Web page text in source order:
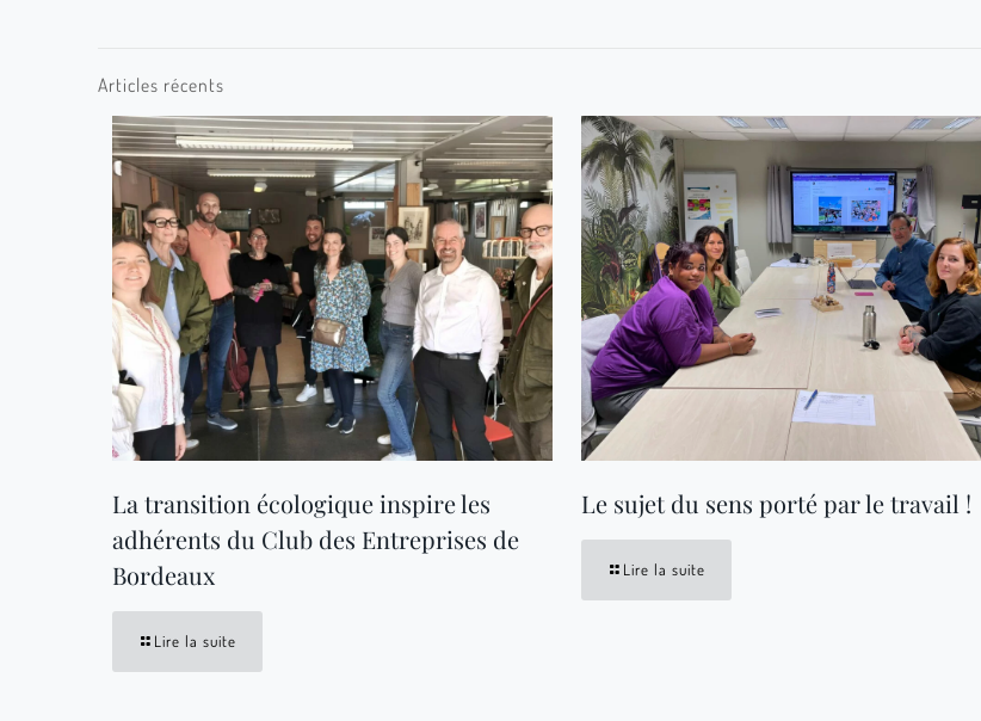
Articles récents
La transition écologique inspire les
adhérents du Club des Entreprises de
Bordeaux
Lire la suite
Le sujet du sens porté par le travail !
Lire la suite